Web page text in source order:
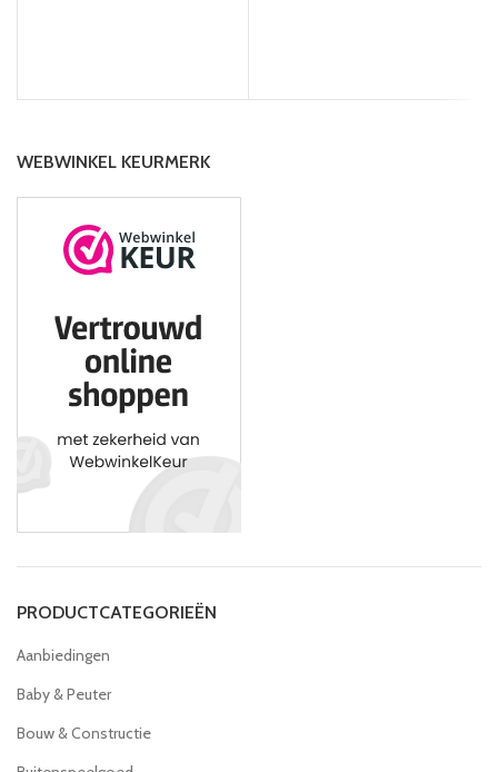
WEBWINKEL KEURMERK
PRODUCTCATEGORIEËN
Aanbiedingen
Baby & Peuter
Bouw & Constructie